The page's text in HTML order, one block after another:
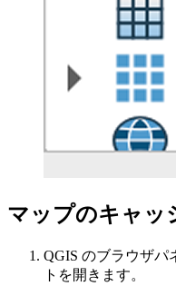
マップのキャッ
QGIS のブラウザパ
トを開きます。